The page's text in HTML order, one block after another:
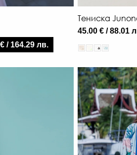
/ 164.29 лв.
Тениска
45.00 € / 88.01